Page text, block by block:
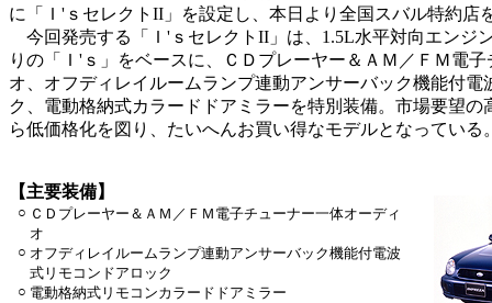
に「Ｉ'ｓセレクトII」を設定し、本日より全国スバル特約店
今回発売する「Ｉ'ｓセレクトII」は、1.5L水平対向エンジ
りの「Ｉ'ｓ」をベースに、ＣＤプレーヤー＆ＡＭ／ＦＭ電
オ、オフディレイルームランプ連動アンサーバック機能付電
ク、電動格納式カラードドアミラーを特別装備。市場要望の
ら低価格化を図り、たいへんお買い得なモデルとなっている
【主要装備】
○ ＣＤプレーヤー＆ＡＭ／ＦＭ電子チューナー一体オーディ
オ
○ オフディレイルームランプ連動アンサーバック機能付電波
式リモコンドアロック
○ 電動格納式リモコンカラードドアミラー